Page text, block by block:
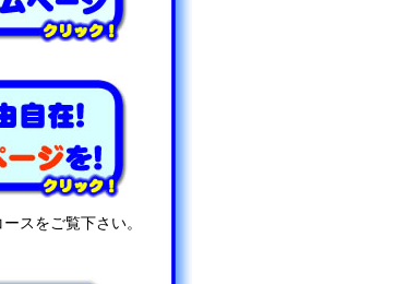
スをご覧下さい。